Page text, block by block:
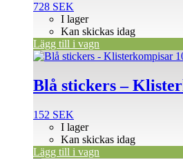
728 SEK
I lager
Kan skickas idag
Lägg till i vagn
Blå stickers –
152 SEK
I lager
Kan skickas idag
Lägg till i vagn